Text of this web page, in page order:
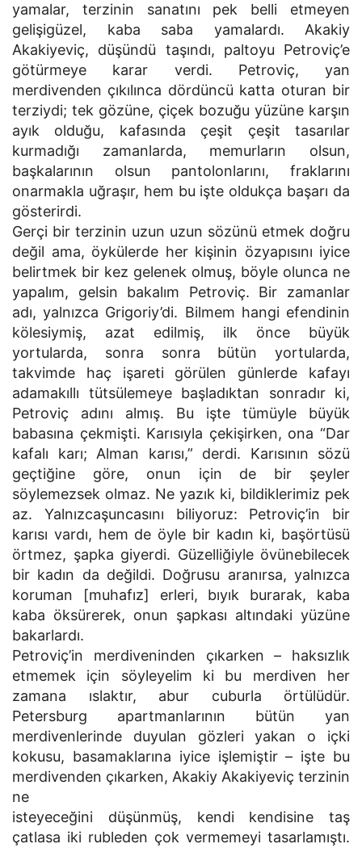
yamalar, terzinin sanatını pek belli etmeyen
gelişigüzel, kaba saba yamalardı. Akakiy
Akakiyeviç, düşündü taşındı, paltoyu Petroviç’e
götürmeye karar verdi. Petroviç, yan
merdivenden çıkılınca dördüncü katta oturan bir
terziydi; tek gözüne, çiçek bozuğu yüzüne karşın
ayık olduğu, kafasında çeşit çeşit tasarılar
kurmadığı zamanlarda, memurların olsun,
başkalarının olsun pantolonlarını, fraklarını
onarmakla uğraşır, hem bu işte oldukça başarı da
gösterirdi.
Gerçi bir terzinin uzun uzun sözünü etmek doğru
değil ama, öykülerde her kişinin özyapısını iyice
belirtmek bir kez gelenek olmuş, böyle olunca ne
yapalım, gelsin bakalım Petroviç. Bir zamanlar
adı, yalnızca Grigoriy’di. Bilmem hangi efendinin
kölesiymiş, azat edilmiş, ilk önce büyük
yortularda, sonra sonra bütün yortularda,
takvimde haç işareti görülen günlerde kafayı
adamakıllı tütsülemeye başladıktan sonradır ki,
Petroviç adını almış. Bu işte tümüyle büyük
babasına çekmişti. Karısıyla çekişirken, ona “Dar
kafalı karı; Alman karısı,” derdi. Karısının sözü
geçtiğine göre, onun için de bir şeyler
söylemezsek olmaz. Ne yazık ki, bildiklerimiz pek
az. Yalnızcaşuncasını biliyoruz: Petroviç’in bir
karısı vardı, hem de öyle bir kadın ki, başörtüsü
örtmez, şapka giyerdi. Güzelliğiyle övünebilecek
bir kadın da değildi. Doğrusu aranırsa, yalnızca
koruman [muhafız] erleri, bıyık burarak, kaba
kaba öksürerek, onun şapkası altındaki yüzüne
bakarlardı.
Petroviç’in merdiveninden çıkarken – haksızlık
etmemek için söyleyelim ki bu merdiven her
zamana ıslaktır, abur cuburla örtülüdür.
Petersburg apartmanlarının bütün yan
merdivenlerinde duyulan gözleri yakan o içki
kokusu, basamaklarına iyice işlemiştir – işte bu
merdivenden çıkarken, Akakiy Akakiyeviç terzinin
ne
isteyeceğini düşünmüş, kendi kendisine taş
çatlasa iki rubleden çok vermemeyi tasarlamıştı.